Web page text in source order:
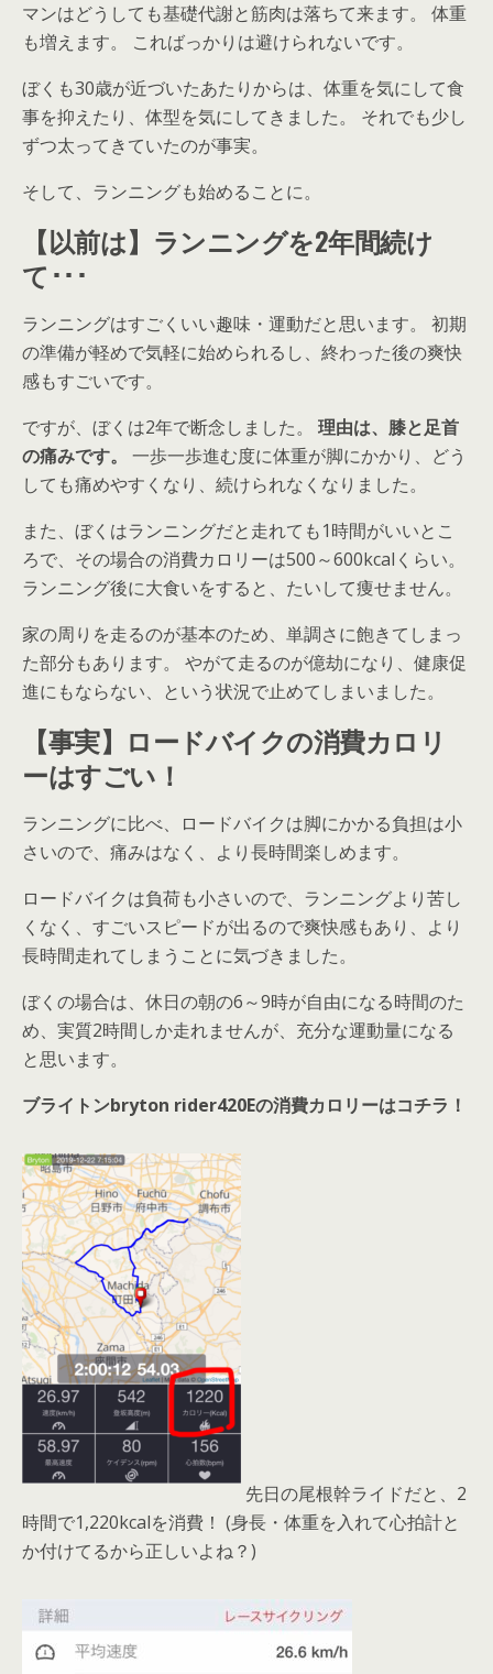
マンはどうしても基礎代謝と筋肉は落ちて来ます。 体重
も増えます。 こればっかりは避けられないです。
ぼくも30歳が近づいたあたりからは、体重を気にして食
事を抑えたり、体型を気にしてきました。 それでも少し
ずつ太ってきていたのが事実。
そして、ランニングも始めることに。
【以前は】ランニングを2年間続け
て･･･
ランニングはすごくいい趣味・運動だと思います。 初期
の準備が軽めで気軽に始められるし、終わった後の爽快
感もすごいです。
ですが、ぼくは2年で断念しました。 理由は、膝と足首
の痛みです。
一歩一歩進む度に体重が脚にかかり、どう
しても痛めやすくなり、続けられなくなりました。
また、ぼくはランニングだと走れても1時間がいいとこ
ろで、その場合の消費カロリーは500～600kcalくらい。
ランニング後に大食いをすると、たいして痩せません。
家の周りを走るのが基本のため、単調さに飽きてしまっ
た部分もあります。 やがて走るのが億劫になり、健康促
進にもならない、という状況で止めてしまいました。
【事実】ロードバイクの消費カロリ
ーはすごい！
ランニングに比べ、ロードバイクは脚にかかる負担は小
さいので、痛みはなく、より長時間楽しめます。
ロードバイクは負荷も小さいので、ランニングより苦し
くなく、すごいスピードが出るので爽快感もあり、より
長時間走れてしまうことに気づきました。
ぼくの場合は、休日の朝の6～9時が自由になる時間のた
め、実質2時間しか走れませんが、充分な運動量になる
と思います。
ブライトンbryton rider420Eの消費カロリーはコチラ！
先日の尾根幹ライドだと、2
時間で1,220kcalを消費！ (身長・体重を入れて心拍計と
か付けてるから正しいよね？)